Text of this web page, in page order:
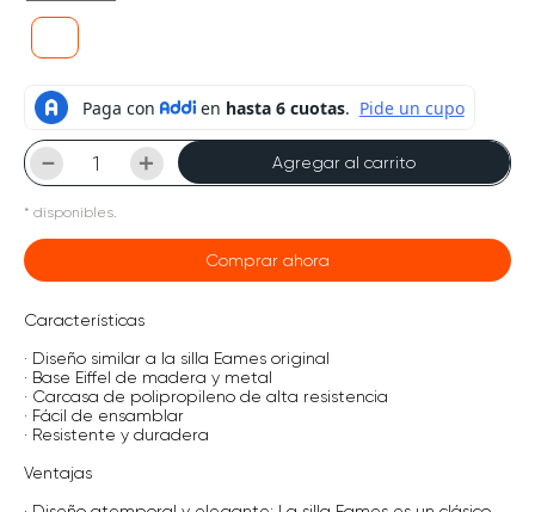
＋
－ Agregar al carrito
* disponibles.
Comprar ahora
Características
· Diseño similar a la silla Eames original
· Base Eiffel de madera y metal
· Carcasa de polipropileno de alta resistencia
· Fácil de ensamblar
· Resistente y duradera
Ventajas